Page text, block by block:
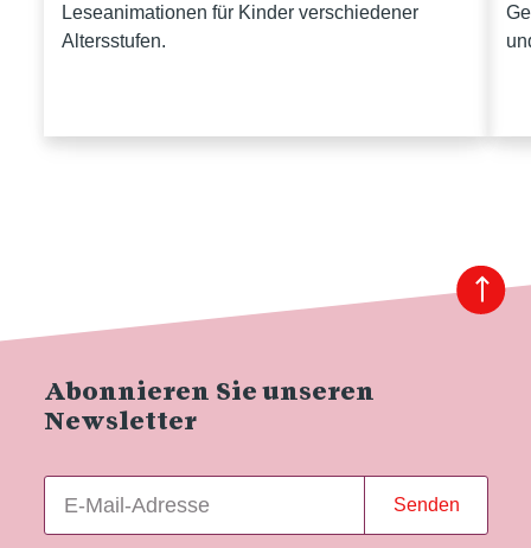
Leseanimationen für Kinder verschiedener
Altersstufen.
Abonnieren Sie unseren
Newsletter
Senden